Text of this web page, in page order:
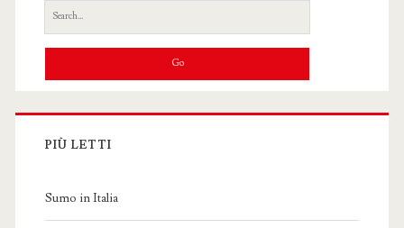
Search
for:
PIÙ LETTI
Sumo in Italia